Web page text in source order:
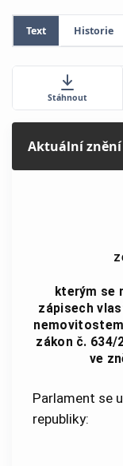
Text Historie
Stáhnout
Aktuální znění
kterým se
zápisech
zákon č. 634/
ve
Parlament se
republiky: